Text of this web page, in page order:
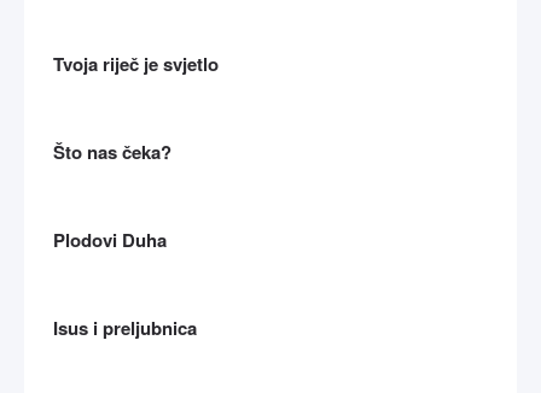
Tvoja riječ je svjetlo
Što nas čeka?
Plodovi Duha
Isus i preljubnica